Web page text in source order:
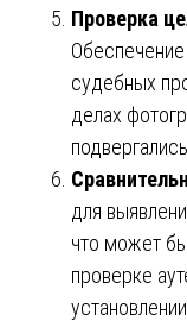
Проверка
судебных
делах
для
что может
проверке